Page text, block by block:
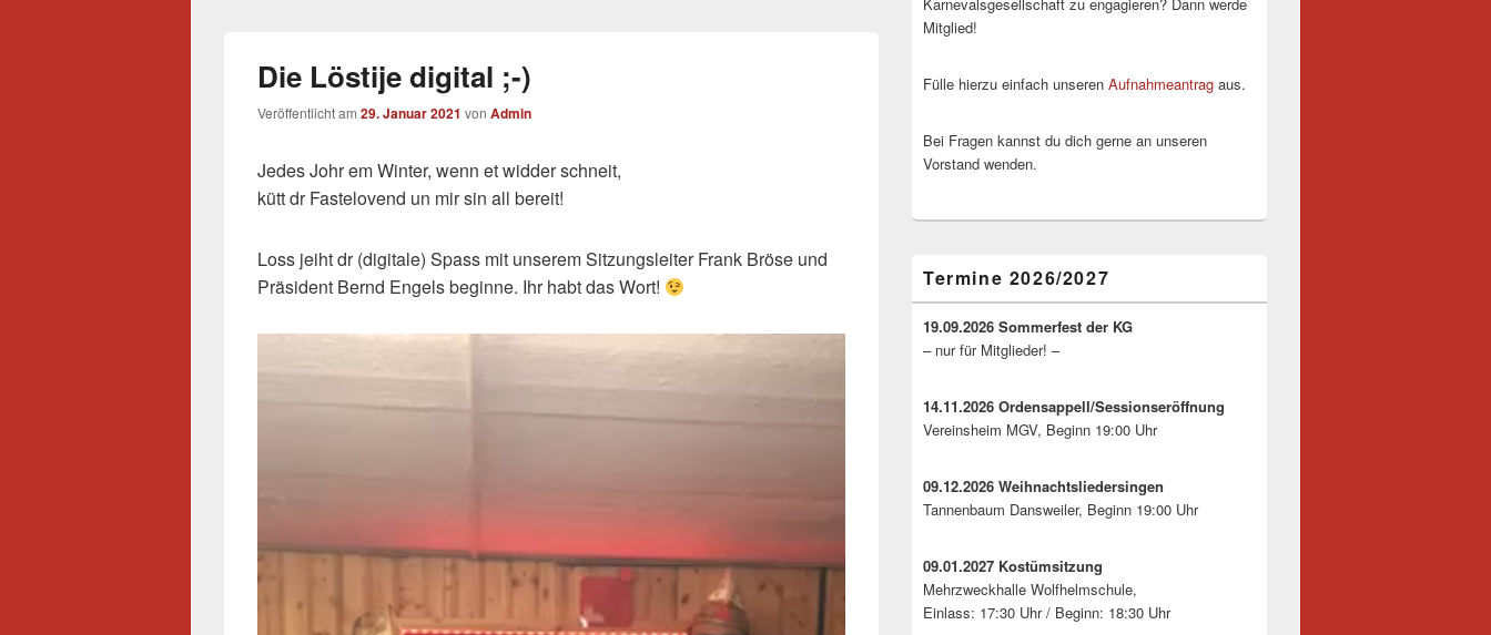
Die Löstije digital ;-)
Veröffentlicht am 29. Januar 2021 von Admin
Jedes Johr em Winter, wenn et widder schneit,
kütt dr Fastelovend un mir sin all bereit!
Loss jeiht dr (digitale) Spass mit unserem Sitzungsleiter Frank Bröse und
Präsident Bernd Engels beginne. Ihr habt das Wort!
Mitglied!
Fülle hierzu einfach unseren Aufnahmeantrag aus.
Bei Fragen kannst du dich gerne an unseren
Vorstand wenden.
Termine 2026/2027
19.09.2026 Sommerfest der KG
– nur für Mitglieder! –
14.11.2026 Ordensappell/Sessionseröffnung
Vereinsheim MGV, Beginn 19:00 Uhr
09.12.2026 Weihnachtsliedersingen
Tannenbaum Dansweiler, Beginn 19:00 Uhr
09.01.2027 Kostümsitzung
Mehrzweckhalle Wolfhelmschule,
Einlass: 17:30 Uhr / Beginn: 18:30 Uhr